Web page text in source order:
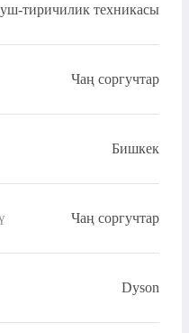
тиричилик техникасы
Чаң соргучтар
Бишкек
Чаң соргучтар
Dyson